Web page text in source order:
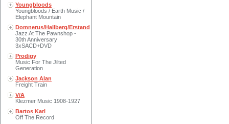
Youngbloods
Youngbloods / Earth Music /
Elephant Mountain
Domnerus/Hallberg/Erstand
Jazz At The Pawnshop -
30th Anniversary
3xSACD+DVD
Prodigy
Music For The Jilted
Generation
Jackson Alan
Freight Train
V/A
Klezmer Music 1908-1927
Bartos Karl
Off The Record